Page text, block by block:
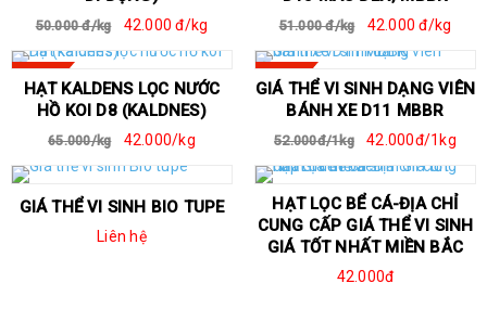
50.000 đ/kg 42.000 đ/kg 51.000 đ/kg 42.000 đ/kg
HẠT KALDENS LỌC NƯỚC
HỒ KOI D8 (KALDNES)
65.000/kg 42.000/kg
SALE
GIÁ THỂ VI SINH DẠNG VIÊN
BÁNH XE D11 MBBR
52.000đ/1kg 42.000đ/1kg
GIÁ THỂ VI SINH BIO TUPE
Liên hệ
HẠT LỌC BỂ CÁ-ĐỊA CHỈ
CUNG CẤP GIÁ THỂ VI SINH
GIÁ TỐT NHẤT MIỀN BẮC
42.000đ